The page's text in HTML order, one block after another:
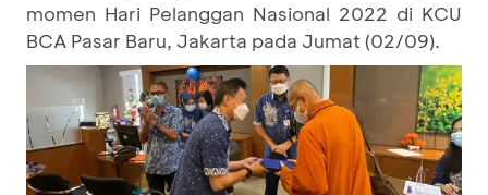
momen Hari Pelanggan Nasional 2022 di KCU
BCA Pasar Baru, Jakarta pada Jumat (02/09).